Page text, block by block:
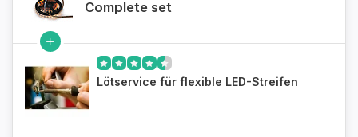
Complete set
Lötservice für flexible LED-Streifen